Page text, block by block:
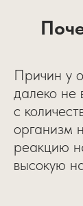
Причин у
далеко не
с
организм
реакцию
высокую